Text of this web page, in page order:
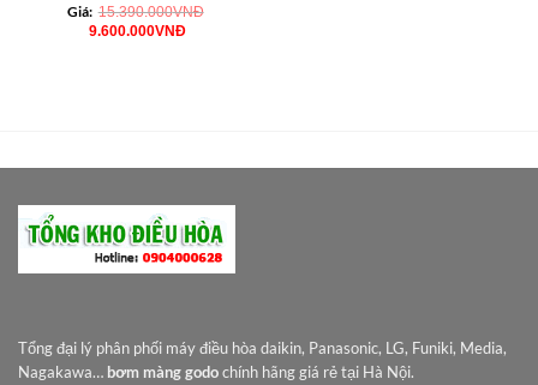
Giá: 15.390.000VNĐ
Giá
9.600.000VNĐGiá
Tổng đại lý phân phối máy điều hòa daikin, Panasonic, LG, Funiki, Media,
Nagakawa… bơm màng godochính hãng giá rẻ tại Hà Nội.